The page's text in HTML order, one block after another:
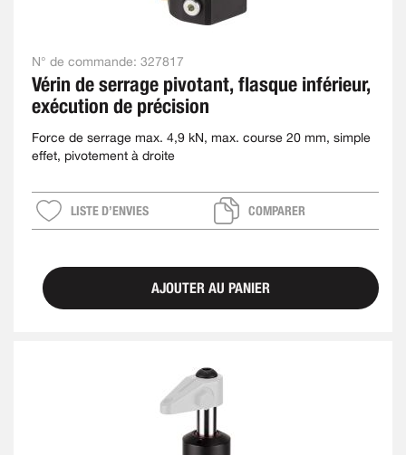
N° de commande: 327817
Vérin de serrage pivotant, flasque inférieur,
exécution de précision
Force de serrage max. 4,9 kN, max. course 20 mm, simple
effet, pivotement à droite
LISTE D’ENVIES COMPARER
AJOUTER AU PANIER